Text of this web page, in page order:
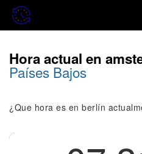
Hora actual en
Países Bajos
¿Que hora es en berlín